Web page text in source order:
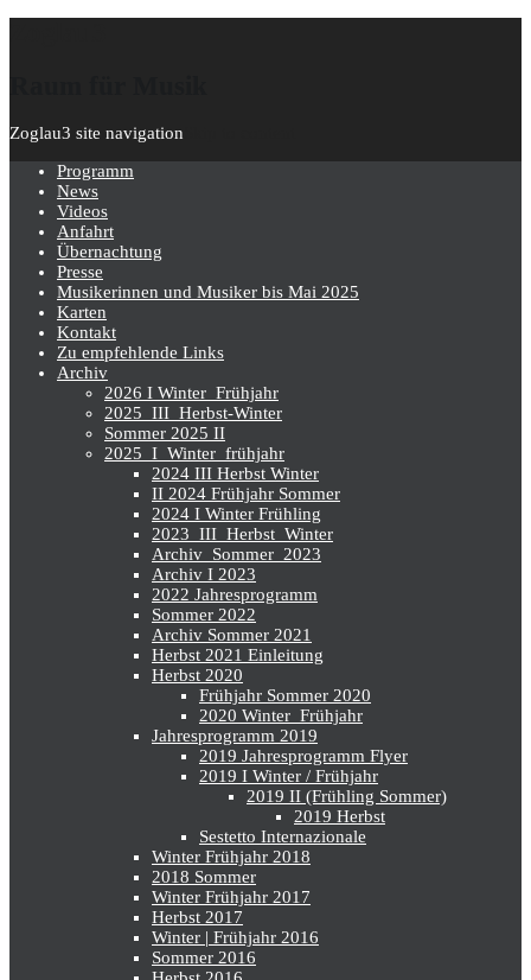
Zoglau3 site navigation
Programm
News
Videos
Anfahrt
Übernachtung
Presse
Musikerinnen und Musiker bis Mai 2025
Karten
Kontakt
Zu empfehlende Links
Archiv
2026 I Winter_Frühjahr
2025_III_Herbst-Winter
Sommer 2025 II
2025_I_Winter_frühjahr
2024 III Herbst Winter
II 2024 Frühjahr Sommer
2024 I Winter Frühling
2023_III_Herbst_Winter
Archiv_Sommer_2023
Archiv I 2023
2022 Jahresprogramm
Sommer 2022
Archiv Sommer 2021
Herbst 2021 Einleitung
Herbst 2020
Frühjahr Sommer 2020
2020 Winter_Frühjahr
Jahresprogramm 2019
2019 Jahresprogramm Flyer
2019 I Winter / Frühjahr
2019 II (Frühling Sommer)
2019 Herbst
Sestetto Internazionale
Winter Frühjahr 2018
2018 Sommer
Winter Frühjahr 2017
Herbst 2017
Winter | Frühjahr 2016
Sommer 2016